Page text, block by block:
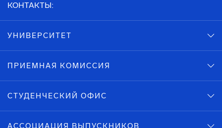
КОНТАКТЫ:
УНИВЕРСИТЕТ
ПРИЕМНАЯ КОМИССИЯ
СТУДЕНЧЕСКИЙ ОФИС
АССОЦИАЦИЯ ВЫПУСКНИКОВ